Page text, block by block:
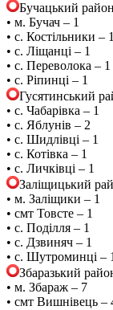
Бучацький
• м. Бучач – 1
• с. Костільники – 1
• с. Ліщанці – 1
• с. Переволока – 1
• с. Ріпинці – 1
Гусятинський
• с. Чабарівка – 1
• с. Яблунів – 2
• с. Шидлівці – 1
• с. Котівка – 1
• с. Личківці – 1
Заліщицький
• м. Заліщики – 1
• смт Товсте – 1
• с. Поділля – 1
• с. Дзвиняч – 1
• с. Шутроминці – 1
Збаразький
• м. Збараж – 7
• смт Вишнівець –